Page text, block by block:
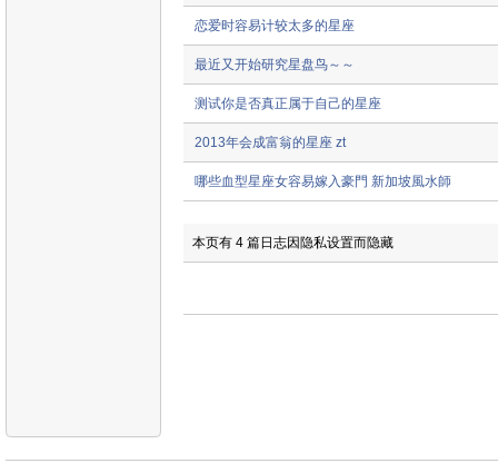
恋爱时容易计较太多的星座
最近又开始研究星盘鸟～～
测试你是否真正属于自己的星座
2013年会成富翁的星座 zt
哪些血型星座女容易嫁入豪門 新加坡風水師
本页有 4 篇日志因隐私设置而隐藏